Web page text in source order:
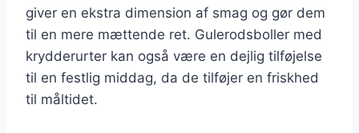
giver en ekstra dimension af smag og gør dem
til en mere mættende ret. Gulerodsboller med
krydderurter kan også være en dejlig tilføjelse
til en festlig middag, da de tilføjer en friskhed
til måltidet.